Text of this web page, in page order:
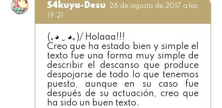
S4kuya-Desu 26 de agosto de 2017 a las
19:21
(｡◕ ‿ ◕｡)/ Holaaa!!!
Creo que ha estado bien y simple el
texto fue una forma muy simple de
describir el descanso que produce
despojarse de todo lo que tenemos
puesto, aunque en su caso fue
después de su actuación, creo que
ha sido un buen texto.